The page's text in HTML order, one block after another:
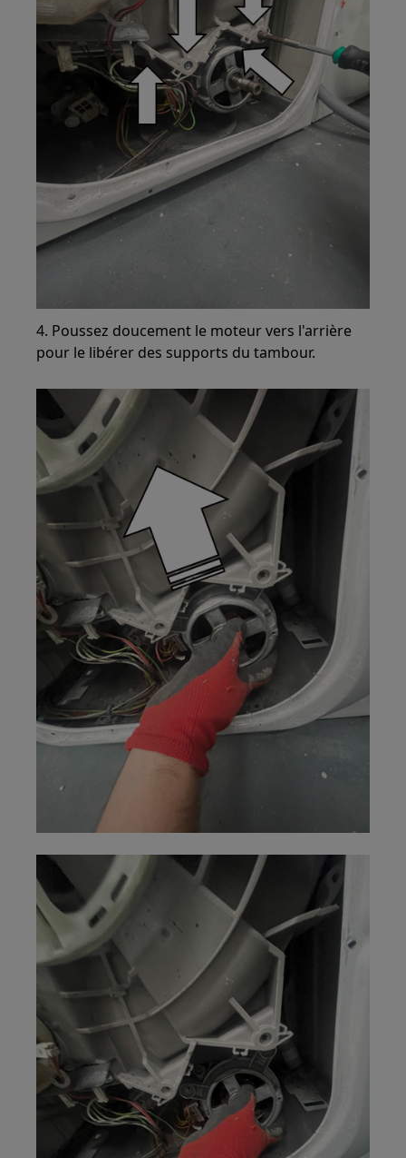
4. Poussez doucement le moteur vers l'arrière
pour le libérer des supports du tambour.